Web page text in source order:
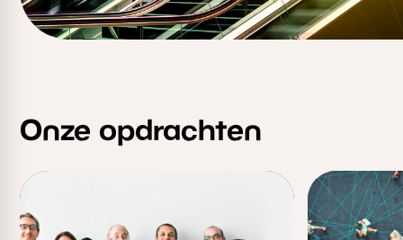
Onze opdrachten